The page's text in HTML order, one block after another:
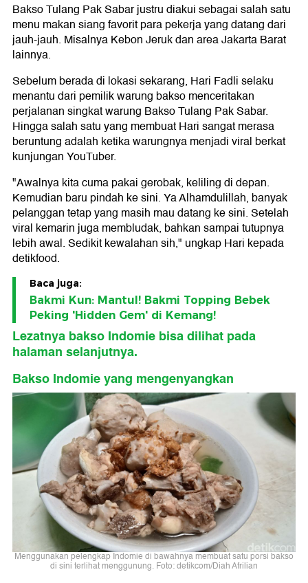
Bakso Tulang Pak Sabar justru diakui sebagai salah satu
menu makan siang favorit para pekerja yang datang dari
jauh-jauh. Misalnya Kebon Jeruk dan area Jakarta Barat
lainnya.
Sebelum berada di lokasi sekarang, Hari Fadli selaku
menantu dari pemilik warung bakso menceritakan
perjalanan singkat warung Bakso Tulang Pak Sabar.
Hingga salah satu yang membuat Hari sangat merasa
beruntung adalah ketika warungnya menjadi viral berkat
kunjungan YouTuber.
"Awalnya kita cuma pakai gerobak, keliling di depan.
Kemudian baru pindah ke sini. Ya Alhamdulillah, banyak
pelanggan tetap yang masih mau datang ke sini. Setelah
viral kemarin juga membludak, bahkan sampai tutupnya
lebih awal. Sedikit kewalahan sih," ungkap Hari kepada
detikfood.
Baca juga:
Bakmi Kun: Mantul! Bakmi Topping Bebek
Peking 'Hidden Gem' di Kemang!
Lezatnya bakso Indomie bisa dilihat pada
halaman selanjutnya.
Bakso Indomie yang mengenyangkan
Menggunakan pelengkap Indomie di bawahnya membuat satu porsi bakso
di sini terlihat menggunung. Foto: detikcom/Diah Afrilian